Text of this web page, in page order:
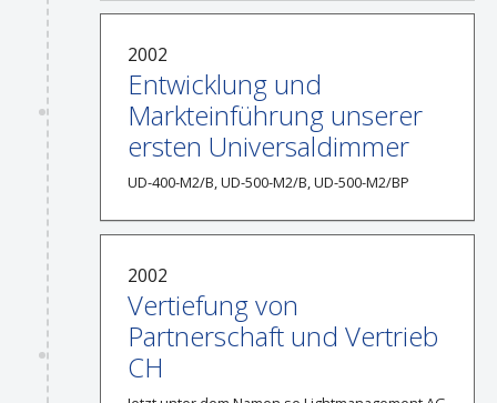
2002
Entwicklung und
Markteinführung unserer
ersten Universaldimmer
UD-400-M2/B, UD-500-M2/B, UD-500-M2/BP
2002
Vertiefung von
Partnerschaft und Vertrieb
CH